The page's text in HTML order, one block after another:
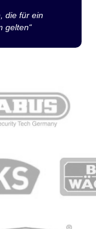
die für ein
gelten“